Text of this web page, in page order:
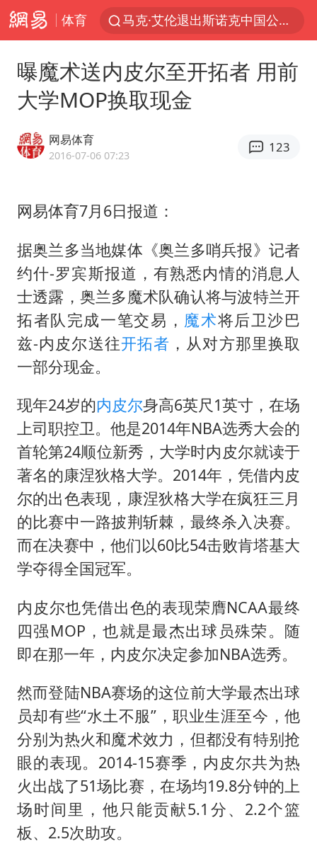
体育
新疆优化调整景区内自驾服务费
央视新主播李秋莹孙亚鹏亮相
情侣平潭拍日出坠崖1死1伤
黄金牛市回来了吗
全民健身事业高质量发展
几元成本的AI广告导致千万市值蒸发
《欢迎来龙餐馆》口碑
白海豚将正面袭击贯穿浙江
酒店回应车内过夜被收150元
商场现钱学森巨幅海报 负责人回应
乐享全民健身 共筑健康中国
曝魔术送内皮尔至开拓者 用前
大学MOP换取现金
网易体育
2016-07-06 07:23
123
网易体育7月6日报道：
据奥兰多当地媒体《奥兰多哨兵报》记者
约什-罗宾斯报道，有熟悉内情的消息人
士透露，奥兰多魔术队确认将与波特兰开
拓者队完成一笔交易， 魔术将后卫沙巴
兹-内皮尔送往开拓者 ，从对方那里换取
一部分现金。
现年24岁的内皮尔身高6英尺1英寸，在场
上司职控卫。他是2014年NBA选秀大会的
首轮第24顺位新秀，大学时内皮尔就读于
著名的康涅狄格大学。2014年，凭借内皮
尔的出色表现，康涅狄格大学在疯狂三月
的比赛中一路披荆斩棘，最终杀入决赛。
而在决赛中，他们以60比54击败肯塔基大
学夺得全国冠军。
内皮尔也凭借出色的表现荣膺NCAA最终
四强MOP，也就是最杰出球员殊荣。随
即在那一年，内皮尔决定参加NBA选秀。
然而登陆NBA赛场的这位前大学最杰出球
员却有些“水土不服”，职业生涯至今，他
分别为热火和魔术效力，但都没有特别抢
眼的表现。2014-15赛季，内皮尔共为热
火出战了51场比赛，在场均19.8分钟的上
场时间里，他只能贡献5.1分、2.2个篮
板、2.5次助攻。